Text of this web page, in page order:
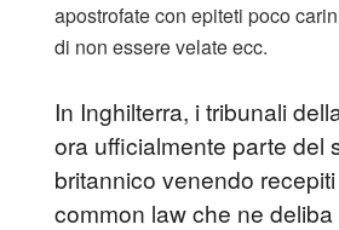
apostrofate con epiteti poco
di non essere velate ecc.
In Inghilterra, i tribunali
ora ufficialmente parte del
britannico venendo
common law che ne